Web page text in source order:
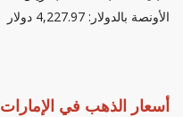
الأونصة بالدولار: 4,227.97 دولار
أسعار الذهب في